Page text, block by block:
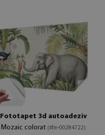
Fototapet 3d autoadeziv
Mozaic colorat (#fm-00284722)